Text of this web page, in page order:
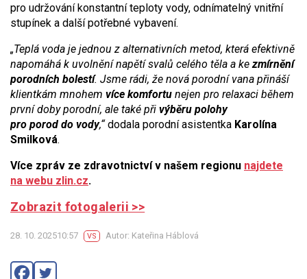
pro udržování konstantní teploty vody, odnímatelný vnitřní
stupínek a další potřebné vybavení.
„Teplá voda je jednou z alternativních metod, která efektivně
napomáhá k uvolnění napětí svalů celého těla a kezmírnění
porodních bolestí. Jsme rádi, že nová porodní vana přináší
klientkám mnohem více komfortu nejen pro relaxaci během
první doby porodní, ale také při výběru polohy
pro porod do vody,“dodala porodní asistentka Karolína
Smilková.
Více zpráv ze zdravotnictví v našem regionu najdete
na webu zlin.cz.
Zobrazit fotogalerii >>
28. 10. 202510:57 VS Autor: Kateřina Háblová